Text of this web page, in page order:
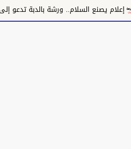
ورشة بالدبة تدعو إلى مواجهة خطاب